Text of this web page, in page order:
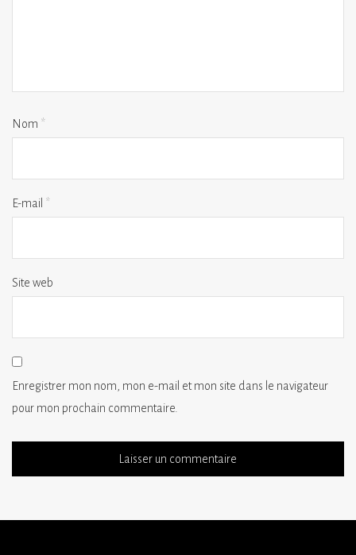
Nom *
E-mail *
Site web
Enregistrer mon nom, mon e-mail et mon site dans le navigateur
pour mon prochain commentaire.